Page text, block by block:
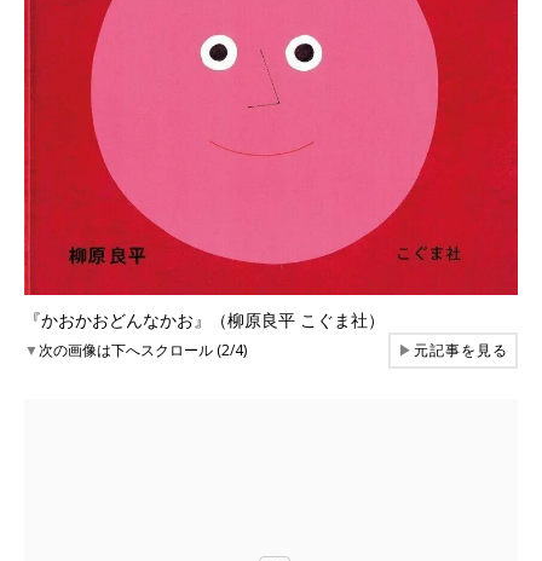
『かおかおどんなかお』（柳原良平 こぐま社）
▼次の画像は下へスクロール (2/4) ▶元記事を見る